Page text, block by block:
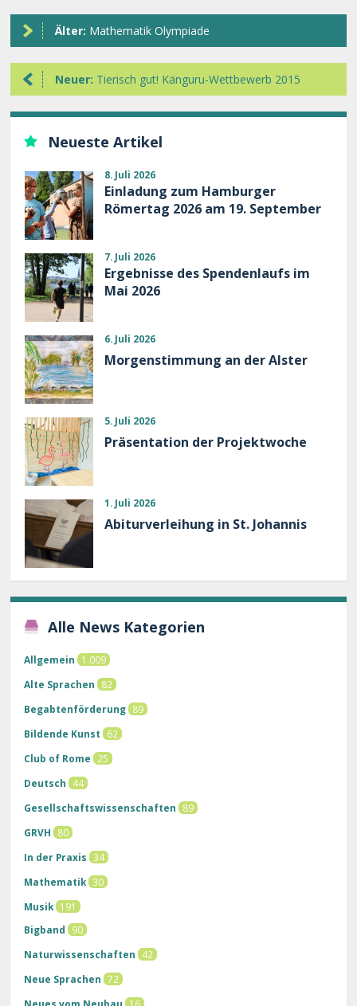
Älter: Mathematik Olympiade
Neuer: Tierisch gut! Känguru-Wettbewerb 2015
Neueste Artikel
8. Juli 2026
Einladung zum Hamburger
Römertag 2026 am 19. September
7. Juli 2026
Ergebnisse des Spendenlaufs im
Mai 2026
6. Juli 2026
Morgenstimmung an der Alster
5. Juli 2026
Präsentation der Projektwoche
1. Juli 2026
Abiturverleihung in St. Johannis
Alle News Kategorien
Allgemein
1.009
Alte Sprachen
82
Begabtenförderung 89
Bildende Kunst
62
Club of Rome
25
Deutsch
44
Gesellschaftswissenschaften
89
GRVH
80
In der Praxis 34
Mathematik 30
Musik 191
Bigband
90
Naturwissenschaften
42
Neue Sprachen 72